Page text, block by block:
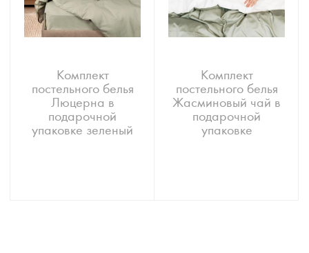
Комплект
постельного белья
Люцерна в
подарочной
упаковке зеленый
Комплект
постельного белья
Жасминовый чай в
подарочной
упаковке